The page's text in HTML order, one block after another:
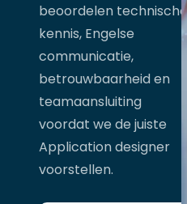
beoordelen technische
kennis, Engelse
communicatie,
betrouwbaarheid en
teamaansluiting
voordat we de juiste
Application designer
voorstellen.